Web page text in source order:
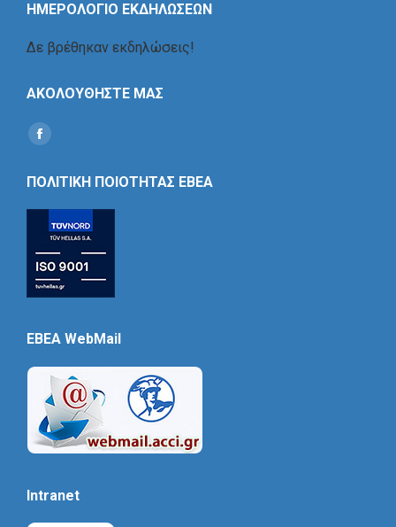
ΗΜΕΡΟΛΟΓΙΟ ΕΚΔΗΛΩΣΕΩΝ
Δε βρέθηκαν εκδηλώσεις!
ΑΚΟΛΟΥΘΗΣΤΕ ΜΑΣ
Find us on:
Social
ΠΟΛΙΤΙΚΗ ΠΟΙΟΤΗΤΑΣ ΕΒΕΑ
EBEA WebMail
Intranet